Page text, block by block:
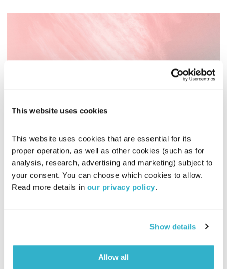
This website uses cookies
This website uses cookies that are essential for its
proper operation, as well as other cookies (such as for
analysis, research, advertising and marketing) subject to
your consent. You can choose which cookies to allow.
Read more details in our privacy policy.
Show details
Allow all
פרנס בדרך הביתה
שמעון פרנס
15.09.22
00:55:52
שעה אינטימית עם שמעון פרנס – מוזיקה, מונולוגים וסיפורים